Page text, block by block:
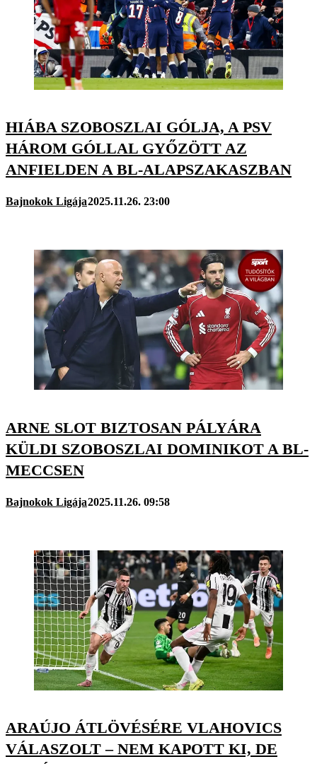
HIÁBA SZOBOSZLAI GÓLJA, A PSV
HÁROM GÓLLAL GYŐZÖTT AZ
ANFIELDEN A BL-ALAPSZAKASZBAN
Bajnokok Ligája2025.11.26. 23:00
ARNE SLOT BIZTOSAN PÁLYÁRA
KÜLDI SZOBOSZLAI DOMINIKOT A BL-
MECCSEN
Bajnokok Ligája2025.11.26. 09:58
ARAÚJO ÁTLÖVÉSÉRE VLAHOVICS
VÁLASZOLT – NEM KAPOTT KI, DE